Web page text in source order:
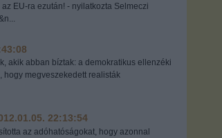
EU-ra ezután! - nyilatkozta Selmeczi
akik abban bíztak: a demokratikus ellenzéki
hogy megveszekedett realisták
22:13:54
az adóhatóságokat, hogy azonnal